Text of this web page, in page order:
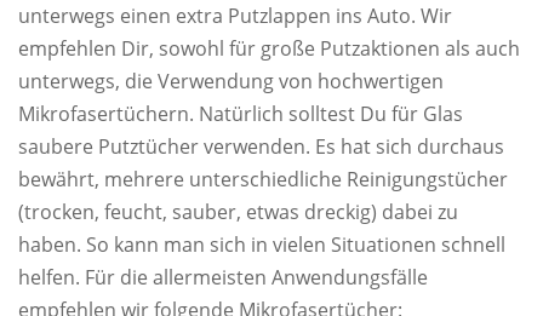
unterwegs einen extra Putzlappen ins Auto. Wir
empfehlen Dir, sowohl für große Putzaktionen als auch
unterwegs, die Verwendung von hochwertigen
Mikrofasertüchern. Natürlich solltest Du für Glas
saubere Putztücher verwenden. Es hat sich durchaus
bewährt, mehrere unterschiedliche Reinigungstücher
(trocken, feucht, sauber, etwas dreckig) dabei zu
haben. So kann man sich in vielen Situationen schnell
helfen. Für die allermeisten Anwendungsfälle
empfehlen wir folgende Mikrofasertücher: